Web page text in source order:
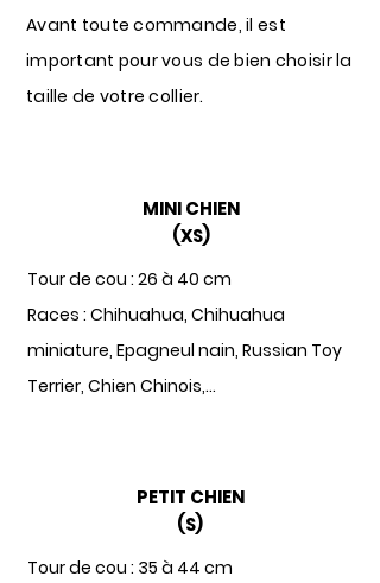
Avant toute commande, il est
important pour vous de bien choisir la
taille de votre collier.
MINI CHIEN
(XS)
Tour de cou : 26 à 40 cm
Races : Chihuahua, Chihuahua
miniature, Epagneul nain, Russian Toy
Terrier, Chien Chinois,...
PETIT CHIEN
(S)
Tour de cou : 35 à 44 cm